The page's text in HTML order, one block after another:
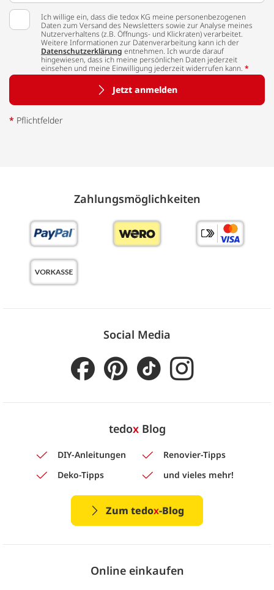
Ich willige ein, dass die tedox KG meine personenbezogenen
Daten zum Versand des Newsletters sowie zur Analyse meines
Nutzerverhaltens (z.B. Öffnungs- und Klickraten) verarbeitet.
Weitere Informationen zur Datenverarbeitung kann ich der
Datenschutzerklärung entnehmen. Ich wurde darauf
hingewiesen, dass ich meine persönlichen Daten jederzeit
einsehen und meine Einwilligung jederzeit widerrufen kann. *
Jetzt anmelden
* Pflichtfelder
Zahlungs­möglich­keiten
Social Media
tedoxBlog
DIY-Anleitungen
Renovier-Tipps
Deko-Tipps
und vieles mehr!
Zum tedox-Blog
Online einkaufen